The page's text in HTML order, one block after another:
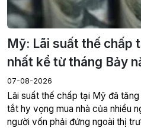
Mỹ: Lãi suất thế chấp
nhất kể từ tháng Bảy
07-08-2026
Lãi suất thế chấp tại Mỹ đã
tắt hy vọng mua nhà của nhiều
người vốn phải đứng ngoài thị